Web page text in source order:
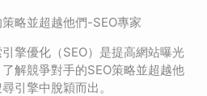
略並超越他們-SEO專家
擎優化（SEO）是提高網站曝光
解競爭對手的SEO策略並超越他
引擎中脫穎而出。